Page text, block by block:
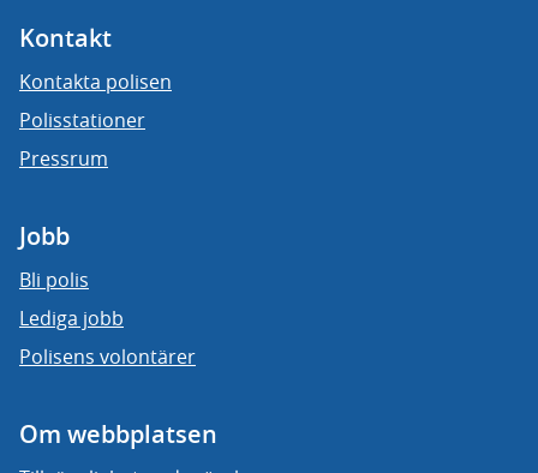
Kontakt
Kontakta polisen
Polisstationer
Pressrum
Jobb
Bli polis
Lediga jobb
Polisens volontärer
Om webbplatsen